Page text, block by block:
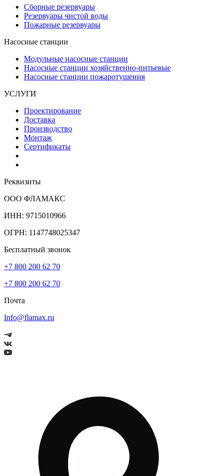
Сборные резервуары
Резервуары чистой воды
Пожарные резервуары
Насосные станции
Модульные насосные станции
Насосные станции хозяйственно-питьевые
Насосные станции пожаротушения
УСЛУГИ
Проектирование
Доставка
Производство
Монтаж
Сертификаты
Реквизиты
ООО ФЛАМАКС
ИНН: 9715010966
ОГРН: 1147748025347
Бесплатный звонок
+7 800 200 62 70
+7 800 200 62 70
Почта
Info@flamax.ru